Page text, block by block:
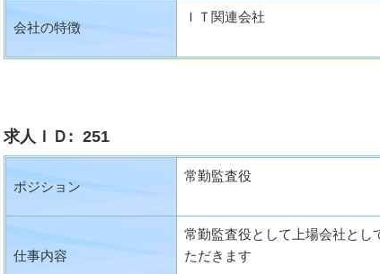
会社の特徴
ＩＴ関連会社
求人ＩＤ: 251
ポジション
常勤監査役
仕事内容
常勤監査役として上場会社とし
ただきます